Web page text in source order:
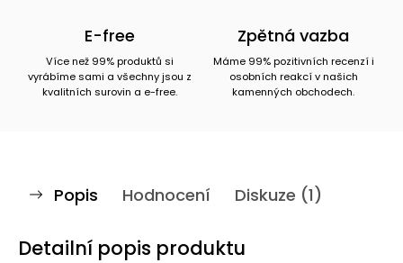
E-free
Více než 99% produktů si
vyrábíme sami a všechny jsou z
kvalitních surovin a e-free.
Zpětná vazba
Máme 99% pozitivních recenzí i
osobních reakcí v našich
kamenných obchodech.
Popis Hodnocení Diskuze (1)
Detailní popis produktu